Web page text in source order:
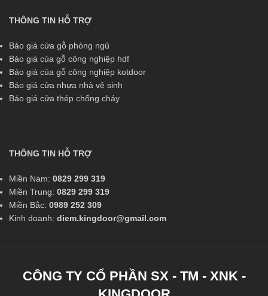
THÔNG TIN HỖ TRỢ
Báo giá cửa gỗ phòng ngủ
Báo giá của gỗ công nghiệp hdf
Báo giá của gỗ công nghiệp kotdoor
Báo giá cửa nhựa nhà vệ sinh
Báo giá cửa thép chống cháy
THÔNG TIN HỖ TRỢ
Miền Nam: 0829 299 319
Miền Trung: 0829 299 319
Miền Bắc: 0989 252 309
Kinh doanh: diem.kingdoor@gmail.com
CÔNG TY CỔ PHẦN SX - TM - XNK -